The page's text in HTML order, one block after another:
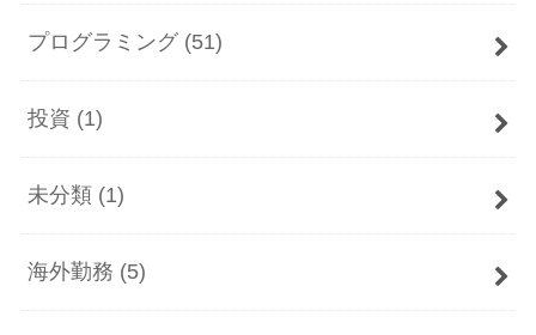
プログラミング (51)
投資 (1)
未分類 (1)
海外勤務 (5)